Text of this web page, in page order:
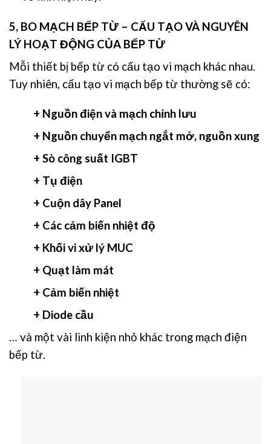
5, BO MẠCH BẾP TỪ – CẤU TẠO VÀ NGUYÊN
LÝ HOẠT ĐỘNG CỦA BẾP TỪ
Mỗi thiết bị bếp từ có cấu tạo vi mạch khác nhau.
Tuy nhiên, cấu tạo vi mạch bếp từ thường sẽ có:
+ Nguồn điện và mạch chỉnh lưu
+ Nguồn chuyển mạch ngắt mở, nguồn xung
+ Sò công suất IGBT
+ Tụ điện
+ Cuộn dây Panel
+ Các cảm biến nhiệt độ
+ Khối vi xử lý MUC
+ Quạt làm mát
+ Cảm biến nhiệt
+ Diode cầu
… và một vài linh kiện nhỏ khác trong mạch điện
bếp từ.